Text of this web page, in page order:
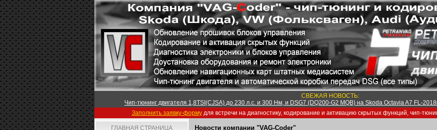
СВЕЖАЯ НОВОСТЬ:
Чип-тюнинг двигателя 1,8TSI(CJSA) до 230 л.с. и 300 Нм, и DSG7 (DQ200-G2 MQB) на Skoda Octavia A7 FL-
Заполнить заявку-формудля встречи на диагностику, кодирование и активацию скрытых функций, чип-
ГЛАВНАЯ СТРАНИЦА Новости компании "VAG-Coder"